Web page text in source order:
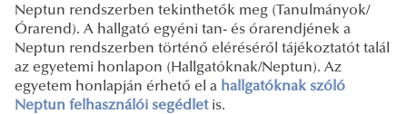
Neptun rendszerben tekinthetők meg (Tanulmányok/
Órarend). A hallgató egyéni tan- és órarendjének a
Neptun rendszerben történő eléréséről tájékoztatót talál
az egyetemi honlapon (Hallgatóknak/Neptun). Az
egyetem honlapján érhető el a hallgatóknak szóló
Neptun felhasználói segédlet is.